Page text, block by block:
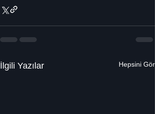
İlgili Yazılar Hepsini Gör